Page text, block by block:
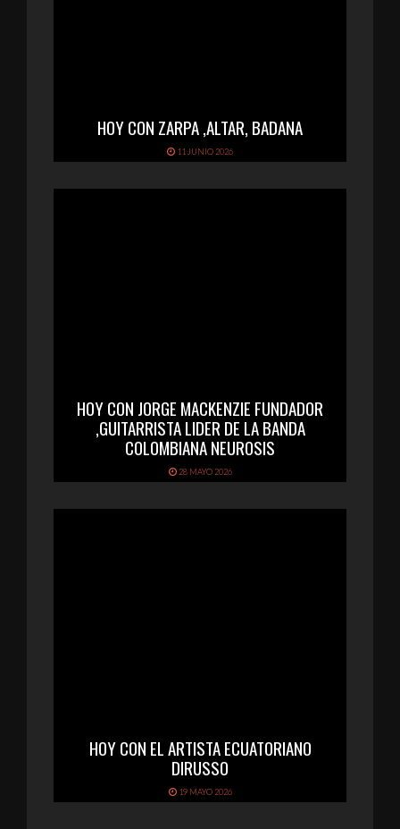
HOY CON ZARPA ,ALTAR, BADANA
11 JUNIO 2026
HOY CON JORGE MACKENZIE FUNDADOR
,GUITARRISTA LIDER DE LA BANDA
COLOMBIANA NEUROSIS
28 MAYO 2026
HOY CON EL ARTISTA ECUATORIANO
DIRUSSO
19 MAYO 2026